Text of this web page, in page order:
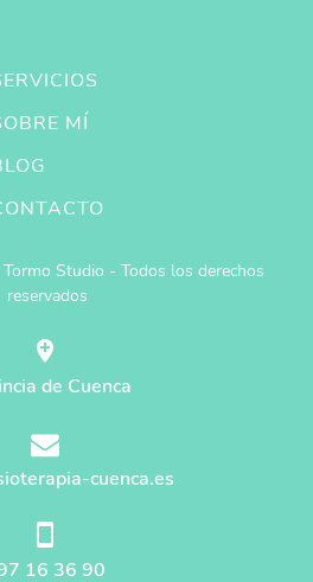
MÍ
Studio - Todos los derechos
reservados
de Cuenca
cuenca.es
16 36 90